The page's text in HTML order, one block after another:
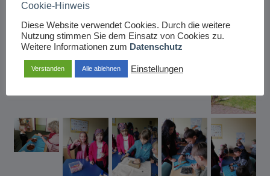
Cookie-Hinweis
Diese Website verwendet Cookies. Durch die weitere
Nutzung stimmen Sie dem Einsatz von Cookies zu.
Weitere Informationen zum Datenschutz
Verstanden Alle ablehnen Einstellungen